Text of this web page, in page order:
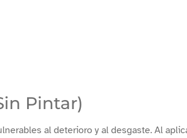
Pintar)
al deterioro y al desgaste. Al